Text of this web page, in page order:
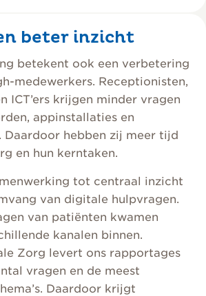
beter inzicht
betekent ook een verbetering
medewerkers. Receptionisten,
ICT’ers krijgen minder vragen
appinstallaties en
Daardoor hebben zij meer tijd
en hun kerntaken.
tot centraal inzicht
van digitale hulpvragen.
van patiënten kwamen
kanalen binnen.
Zorg levert ons rapportages
vragen en de meest
Daardoor krijgt